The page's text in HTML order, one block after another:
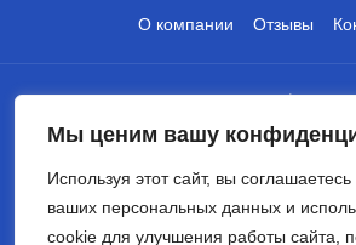
Мы ценим вашу
Используя этот сайт, вы
ваших персональных данных и
cookie для улучшения работы сайта,
О компании
Отзывы
+7 (495) 135-